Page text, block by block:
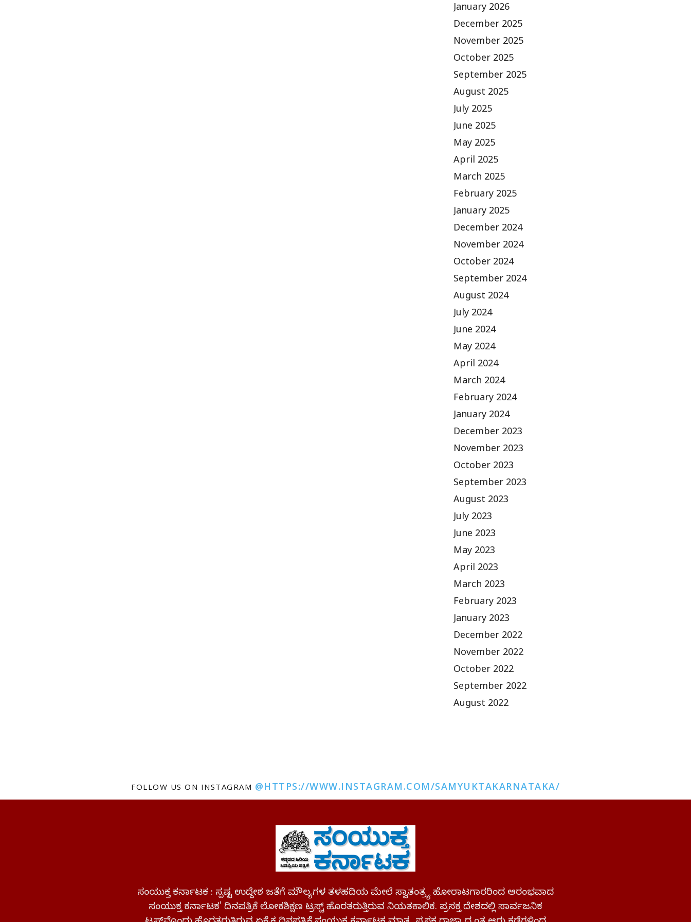
January 2026
December 2025
November 2025
October 2025
September 2025
August 2025
July 2025
June 2025
May 2025
April 2025
March 2025
February 2025
January 2025
December 2024
November 2024
October 2024
September 2024
August 2024
July 2024
June 2024
May 2024
April 2024
March 2024
February 2024
January 2024
December 2023
November 2023
October 2023
September 2023
August 2023
July 2023
June 2023
May 2023
April 2023
March 2023
February 2023
January 2023
December 2022
November 2022
October 2022
September 2022
August 2022
FOLLOW US ON INSTAGRAM @HTTPS://WWW.INSTAGRAM.COM/SAMYUKTAKARNATAKA/
ಸಂಯುಕ್ತ ಕರ್ನಾಟಕ : ಸ್ಪಷ್ಟ ಉದ್ದೇಶ ಜತೆಗೆ ಮೌಲ್ಯಗಳ ತಳಹದಿಯ ಮೇಲೆ ಸ್ವಾತಂತ್ರ್ಯ ಹೋರಾಟಗಾರರಿಂದ ಆರಂಭವಾದ
ಸಂಯುಕ್ತ ಕರ್ನಾಟಕ' ದಿನಪತ್ರಿಕೆ ಲೋಕಶಿಕ್ಷಣ ಟ್ರಸ್ಟ್ ಹೊರತರುತ್ತಿರುವ ನಿಯತಕಾಲಿಕ. ಪ್ರಸಕ್ತ ದೇಶದಲ್ಲಿ ಸಾರ್ವಜನಿಕ